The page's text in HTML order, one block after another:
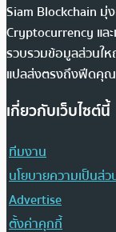
Siam Blockchain มุ่
Cryptocurrency แล
รวบรวมข้อมูลส่วนให
แปลส่งตรงถึงฟีดคุณ
เกี่ยวกับเว็บไซต์นี้
ทีมงาน
นโยบายความเป็นส่
Advertise
ตั้งค่าคุกกี้